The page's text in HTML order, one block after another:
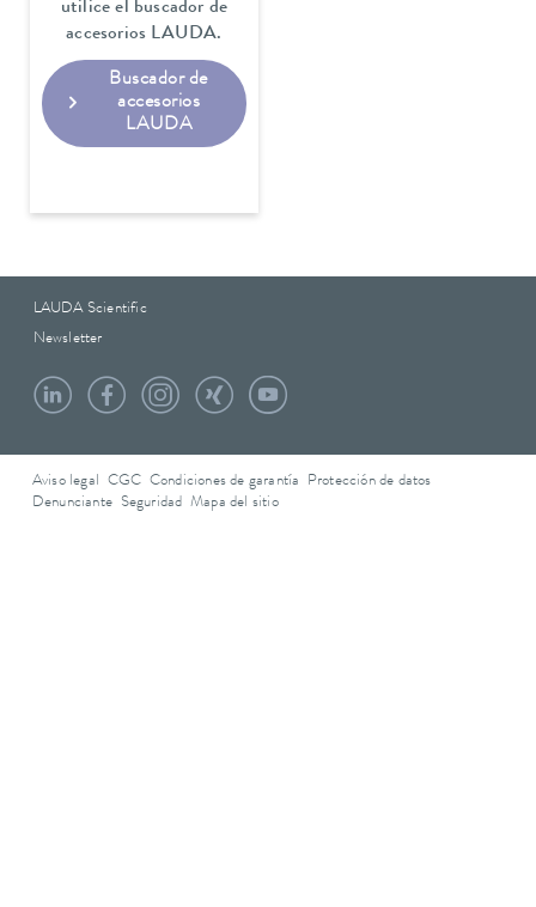
utilice el buscador de
accesorios LAUDA.
Buscador de
accesorios
LAUDA
LAUDA Scientific
Newsletter
Aviso legal CGC Condiciones de garantía
Protección de datos
Denunciante Seguridad Mapa del sitio